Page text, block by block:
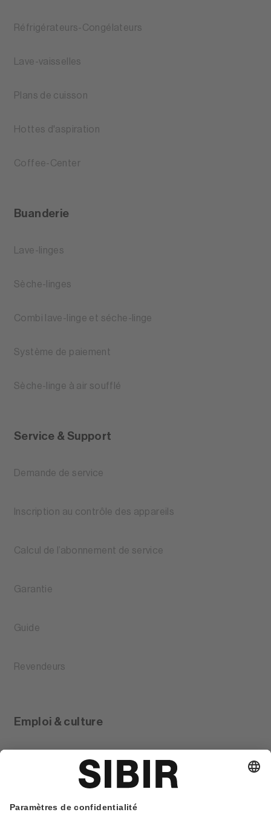
Réfrigérateurs-Congélateurs
Lave-vaisselles
Plans de cuisson
Hottes d'aspiration
Coffee-Center
Buanderie
Lave-linges
Sèche-linges
Combi lave-linge et séche-linge
Système de paiement
Sèche-linge à air soufflé
Service & Support
Demande de service
Inscription au contrôle des appareils
Calcul de l’abonnement de service
Garantie
Guide
Revendeurs
Emploi & culture